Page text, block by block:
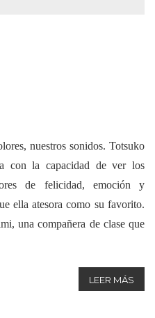
nuestros sonidos. Totsuko
con la capacidad de ver los
de felicidad, emoción y
ella atesora como su favorito.
una compañera de clase que
LEER MÁS